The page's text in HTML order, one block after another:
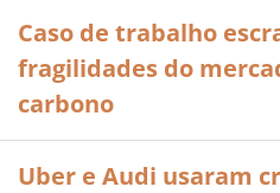
Caso de trabalho
fragilidades do
carbono
Uber e Audi usaram